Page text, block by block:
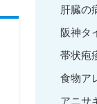
肝臓の
阪神タ
帯状疱
食物ア
アニサ